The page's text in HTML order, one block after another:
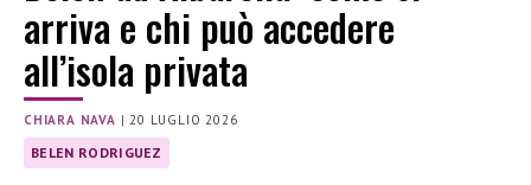
arriva e chi può accedere
all’isola privata
CHIARA NAVA |20 LUGLIO 2026
BELEN RODRIGUEZ